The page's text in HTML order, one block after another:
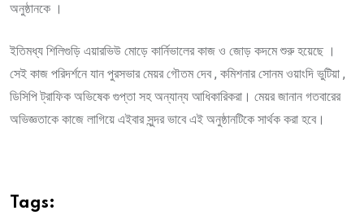
অনুষ্ঠানকে ।
ইতিমধ্য শিলিগুড়ি এয়ারভিউ মোড়ে কার্নিভালের কাজ ও জোড় কদমে শুরু হয়েছে ।
সেই কাজ পরিদর্শনে যান পুরসভার মেয়র গৌতম দেব , কমিশনার সোনম ওয়াংদি ভুটিয়া ,
ডিসিপি ট্রাফিক অভিষেক গুপ্তা সহ অন্যান্য আধিকারিকরা। মেয়র জানান গতবারের
অভিজ্ঞতাকে কাজে লাগিয়ে এইবার সুন্দর ভাবে এই অনুষ্ঠানটিকে সার্থক করা হবে।
Tags: